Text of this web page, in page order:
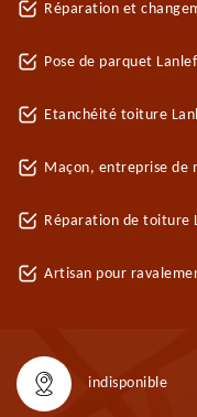
Réparation et
Pose de parquet
Etanchéité toiture
Maçon, entreprise de
Réparation de toiture
Artisan pour
indisponible